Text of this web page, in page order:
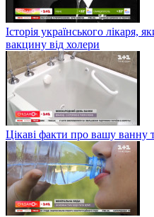
Історія українського лікаря,
вакцину від холери
Цікаві факти про вашу ванну